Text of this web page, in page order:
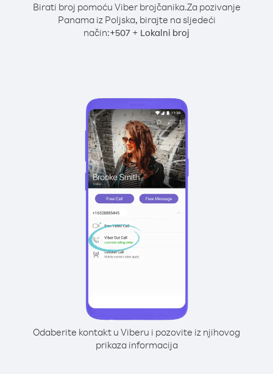
Birati broj pomoću Viber brojčanika.Za pozivanje
Panama iz Poljska, birajte na sljedeći
način:+507 + Lokalni broj
Odaberite kontakt u Viberu i pozovite iz njihovog
prikaza informacija